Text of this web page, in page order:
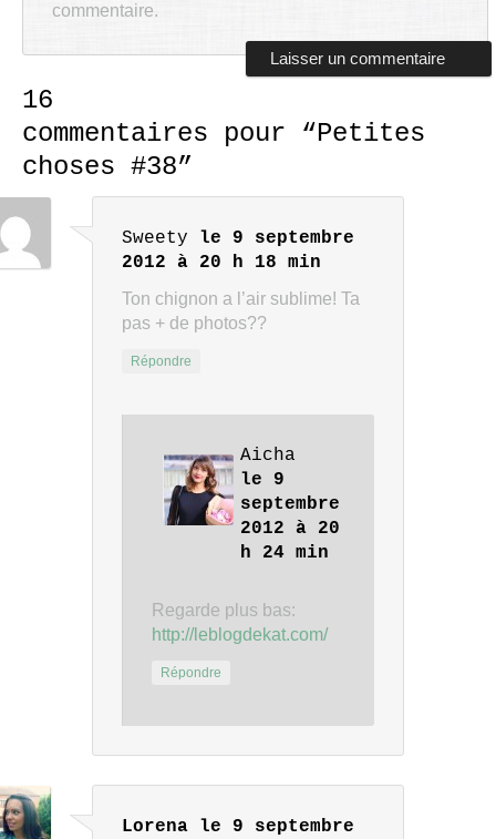
commentaire.
16
commentaires pour “Petites
choses #38”
Sweety
le 9 septembre
2012 à 20 h 18 min
Ton chignon a l’air sublime! Ta
pas + de photos??
Répondre
Aicha
le 9
septembre
2012 à 20
h 24 min
Regarde plus bas:
http://leblogdekat.com/
Répondre
Lorena
le 9 septembre